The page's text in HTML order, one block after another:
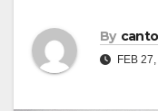
By
FEB